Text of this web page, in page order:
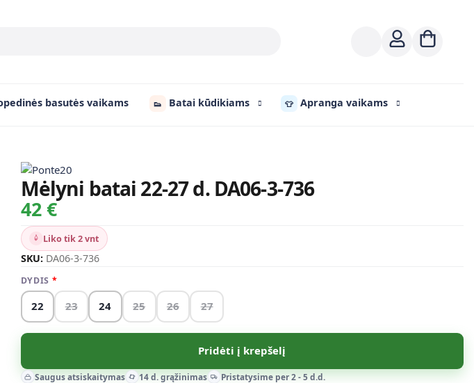
basutės vaikams 👟 Batai kūdikiams 👕 Apranga vaikams
Mėlyni batai 22-27 d. DA06-3-736
42 €
Liko tik 2 vnt
SKU: DA06-3-736
DYDIS
22 23 24 25 26 27
Pridėti į krepšelį
Saugus atsiskaitymas 14 d. grąžinimas Pristatysime per 2 - 5 d.d.